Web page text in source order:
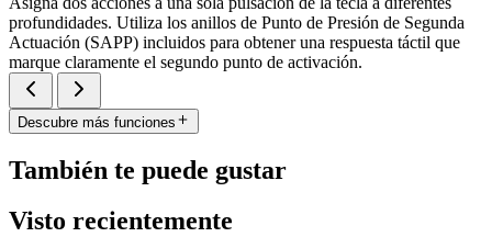
profundidades. Utiliza los anillos de Punto de Presión de Segunda
Actuación (SAPP) incluidos para obtener una respuesta táctil que
marque claramente el segundo punto de activación.
Descubre más funciones
También te puede gustar
Visto recientemente